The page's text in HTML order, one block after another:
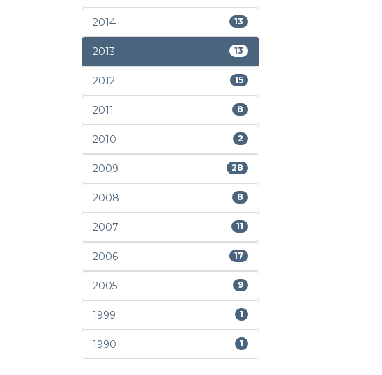
2014 13
2013 13
2012 15
2011 8
2010 2
2009 28
2008 8
2007 11
2006 17
2005 9
1999 1
1990 1